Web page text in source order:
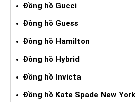
Đồng hồ Gucci
Đồng hồ Guess
Đồng hồ Hamilton
Đồng hồ Hybrid
Đồng hồ Invicta
Đồng hồ Kate Spade New York